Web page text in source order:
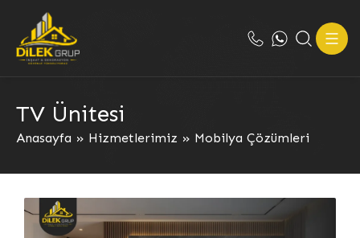
TV Ünitesi
Anasayfa » Hizmetlerimiz » Mobilya Çözümleri